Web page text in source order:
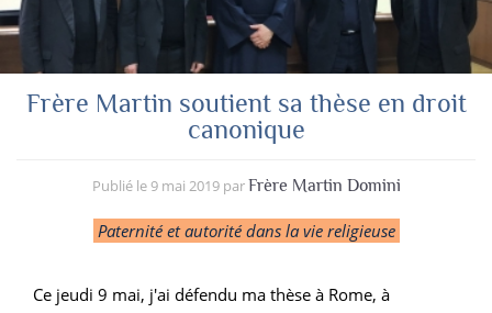
Frère Martin soutient sa thèse en droit
canonique
Publié le 9 mai 2019 parFrère Martin Domini
Paternité et autorité dans la vie religieuse
Ce jeudi 9 mai, j'ai défendu ma thèse à Rome, à